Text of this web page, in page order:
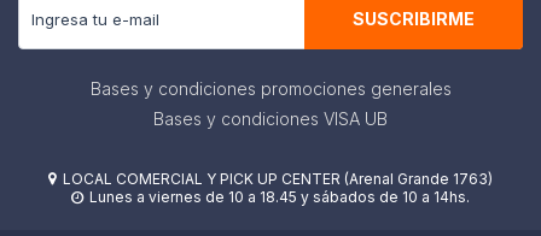
SUSCRIBIRME
Bases y condiciones promociones generales
Bases y condiciones VISA UB
 LOCAL COMERCIAL Y PICK UP CENTER (Arenal Grande 1763)
 Lunes a viernes de 10 a 18.45 y sábados de 10 a 14hs.